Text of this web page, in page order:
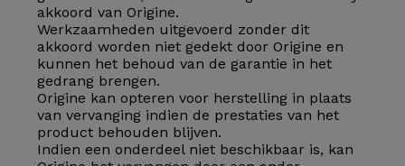
akkoord van Origine.
Werkzaamheden uitgevoerd zonder dit
akkoord worden niet gedekt door Origine en
kunnen het behoud van de garantie in het
gedrang brengen.
Origine kan opteren voor herstelling in plaats
van vervanging indien de prestaties van het
product behouden blijven.
Indien een onderdeel niet beschikbaar is, kan